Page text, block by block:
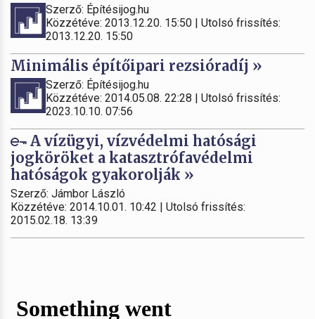
Szerző: Építésijog.hu
Közzétéve: 2013.12.20. 15:50 | Utolsó frissítés:
2013.12.20. 15:50
Minimális építőipari rezsióradíj »
Szerző: Építésijog.hu
Közzétéve: 2014.05.08. 22:28 | Utolsó frissítés:
2023.10.10. 07:56
A vízügyi, vízvédelmi hatósági
jogköröket a katasztrófavédelmi
hatóságok gyakorolják »
Szerző: Jámbor László
Közzétéve: 2014.10.01. 10:42 | Utolsó frissítés:
2015.02.18. 13:39